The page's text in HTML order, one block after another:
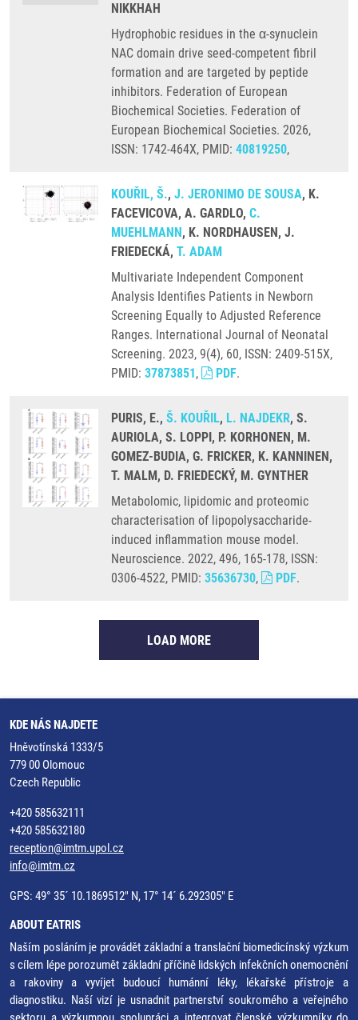
NIKKHAH
Hydrophobic residues in the α-synuclein
NAC domain drive seed-competent fibril
formation and are targeted by peptide
inhibitors. Federation of European
Biochemical Societies. Federation of
European Biochemical Societies. 2026,
ISSN: 1742-464X, PMID: 40819250,
KOUŘIL, Š., J. JERONIMO DE SOUSA, K.
FACEVICOVA, A. GARDLO, C.
MUEHLMANN, K. NORDHAUSEN, J.
FRIEDECKÁ, T. ADAM
Multivariate Independent Component
Analysis Identifies Patients in Newborn
Screening Equally to Adjusted Reference
Ranges. International Journal of Neonatal
Screening. 2023, 9(4), 60, ISSN: 2409-515X,
PMID: 37873851, PDF.
PURIS, E., Š. KOUŘIL, L. NAJDEKR, S.
AURIOLA, S. LOPPI, P. KORHONEN, M.
GOMEZ-BUDIA, G. FRICKER, K. KANNINEN,
T. MALM, D. FRIEDECKÝ, M. GYNTHER
Metabolomic, lipidomic and proteomic
characterisation of lipopolysaccharide-
induced inflammation mouse model.
Neuroscience. 2022, 496, 165-178, ISSN:
0306-4522, PMID: 35636730, PDF.
LOAD MORE
KDE NÁS NAJDETE
Hněvotínská 1333/5
779 00 Olomouc
Czech Republic
+420 585632111
+420 585632180
reception@imtm.upol.cz
info@imtm.cz
GPS: 49° 35´ 10.1869512" N, 17° 14´ 6.292305" E
ABOUT EATRIS
Naším posláním je provádět základní a translační biomedicínský výzkum
s cílem lépe porozumět základní příčině lidských infekčních onemocnění
a rakoviny a vyvíjet budoucí humánní léky, lékařské přístroje a
diagnostiku. Naší vizí je usnadnit partnerství soukromého a veřejného